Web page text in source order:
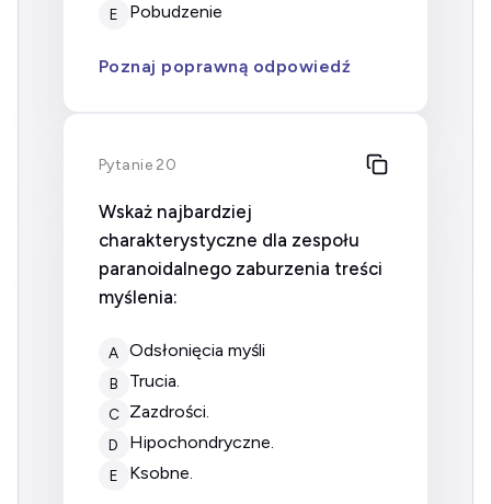
E pobudzenie
Poznaj poprawną odpowiedź
Pytanie 20
Wskaż najbardziej
charakterystyczne dla zespołu
paranoidalnego zaburzenia treści
myślenia:
A odsłonięcia myśli
B trucia.
C zazdrości.
D hipochondryczne.
E ksobne.